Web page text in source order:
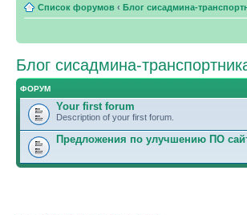
Список форумов ‹ Блог сисадмина-
Блог сисадмина-
ФОРУМ
Your first forum
Description of your first forum.
Предложения по улучшению ПО